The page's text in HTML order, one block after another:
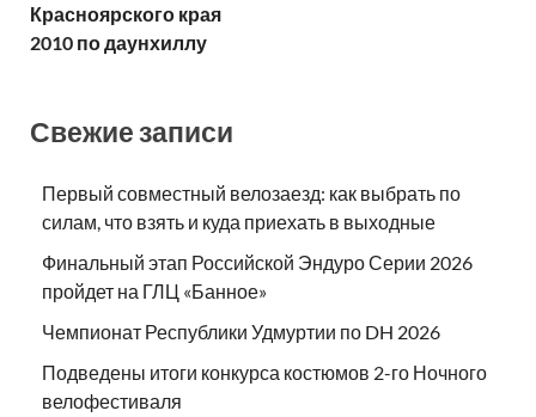
Красноярского края
2010 по даунхиллу
Свежие записи
Первый совместный велозаезд: как выбрать по
силам, что взять и куда приехать в выходные
Финальный этап Российской Эндуро Серии 2026
пройдет на ГЛЦ «Банное»
Чемпионат Республики Удмуртии по DH 2026
Подведены итоги конкурса костюмов 2-го Ночного
велофестиваля